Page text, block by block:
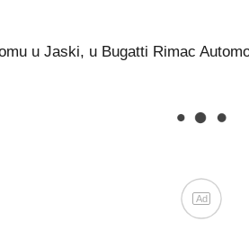
u Jaski, u Bugatti Rimac
Ad